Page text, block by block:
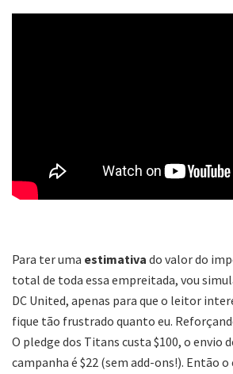
Para ter uma estimativa do valor do
total de toda essa empreitada, vou
DC United, apenas para que o leitor
fique tão frustrado quanto eu.
O pledge dos Titans custa $100, o envio
campanha é $22 (sem add-ons!). Então o